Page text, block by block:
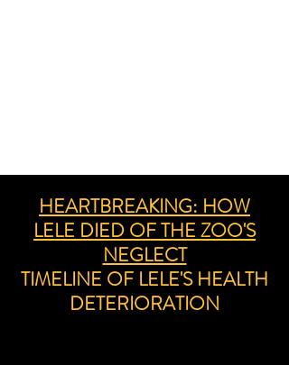
HEARTBREAKING: HOW
LELE DIED OF THE ZOO'S
NEGLECT
TIMELINE OF LELE'S HEALTH
DETERIORATION